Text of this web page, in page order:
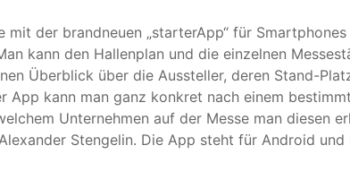
der brandneuen „starterApp“ für
kann den Hallenplan und die einzelnen
Überblick über die Aussteller, deren Stand-
App kann man ganz konkret nach einem
Unternehmen auf der Messe man diesen
Stengelin. Die App steht für Android und